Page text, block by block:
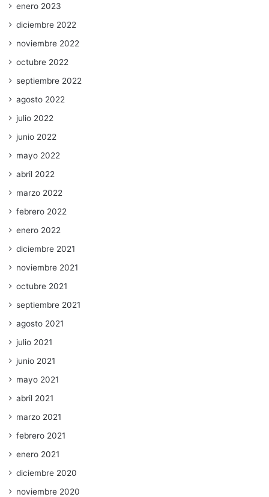
enero 2023
diciembre 2022
noviembre 2022
octubre 2022
septiembre 2022
agosto 2022
julio 2022
junio 2022
mayo 2022
abril 2022
marzo 2022
febrero 2022
enero 2022
diciembre 2021
noviembre 2021
octubre 2021
septiembre 2021
agosto 2021
julio 2021
junio 2021
mayo 2021
abril 2021
marzo 2021
febrero 2021
enero 2021
diciembre 2020
noviembre 2020